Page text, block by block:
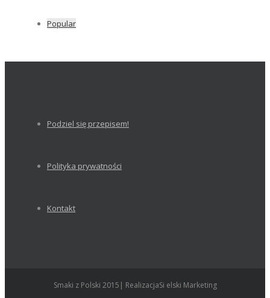
Popular
Podziel się przepisem!
Polityka prywatności
Kontakt
Smaki z Polski 2015| RealizacjaSi elski Marketing